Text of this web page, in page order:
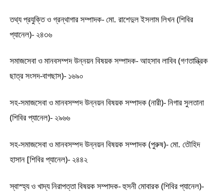
তথ্য প্রযুক্তি ও গ্রন্থাগার সম্পাদক- মো. রাশেদুল ইসলাম লিখন (শিবির
প্যানেল)- ২৪৩৬
সমাজসেবা ও মানবসম্পদ উন্নয়ন বিষয়ক সম্পাদক- আহসাব লাবিব (গণতান্ত্রিক
ছাত্র সংসদ-বাগছাস)- ১৬৯০
সহ-সমাজসেবা ও মানবসম্পদ উন্নয়ন বিষয়ক সম্পাদক (নারী)- নিগার সুলতানা
(শিবির প্যানেল)- ২৯৬৬
সহ-সমাজসেবা ও মানবসম্পদ উন্নয়ন বিষয়ক সম্পাদক (পুরুষ)- মো. তৌহিদ
হাসান [শিবির প্যানেল)- ২৪৪২
স্বাস্হ্য ও খাদ্য নিরাপত্তা বিষয়ক সম্পাদক- হুসনী মোবারক (শিবির প্যানেল)-